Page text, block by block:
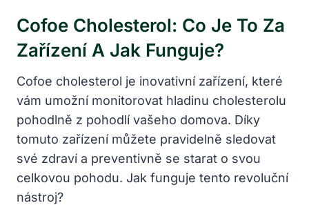
Cofoe Cholesterol: Co Je To Za
Zařízení A Jak Funguje?
Cofoe cholesterol je inovativní zařízení, které
vám umožní monitorovat hladinu cholesterolu
pohodlně z pohodlí vašeho domova. Díky
tomuto zařízení můžete pravidelně sledovat
své zdraví a preventivně se starat o svou
celkovou pohodu. Jak funguje tento revoluční
nástroj?